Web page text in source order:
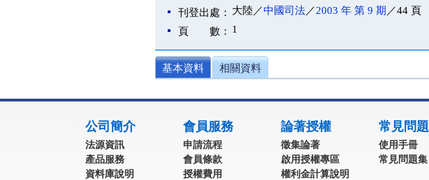
刊登出處： 大陸／中國司法／2003 年 第 9 期 ／44 頁
頁 數： 1
基本資料 相關資料
公司簡介
法源資訊
產品服務
資料庫說明
會員服務
申請流程
會員條款
授權費用
論著授權
徵集論著
啟用授權專區
權利金計算說明
常見問題
使用手冊
常見問題集